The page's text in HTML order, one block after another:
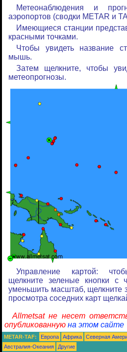
Метеонаблюдения и
аэропортов (сводки METAR и
Имеющиеся станции
красными точками.
Чтобы увидеть название
мышь.
Затем щелкните, чтобы
метеопрогнозы.
Управление картой:
щелкните зеленые кнопки с
уменьшить масштаб, щелкните
просмотра соседних карт
Allmetsat не несет
опубликованную на этом сайте
METAR-TAF: Европа Африка Северная
Австралия-Океания
Другие